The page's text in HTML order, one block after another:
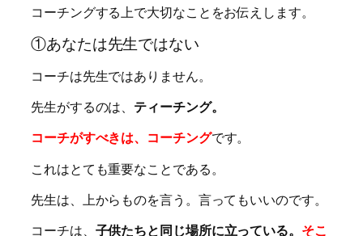
コーチングする上で大切なことをお伝えします。
①あなたは先生ではない
コーチは先生ではありません。
先生がするのは、 ティーチング。
コーチがすべきは、コーチングです。
これはとても重要なことである。
先生は、上からものを言う。言ってもいいのです。
コーチは、 子供たちと同じ場所に立っている。 そこ